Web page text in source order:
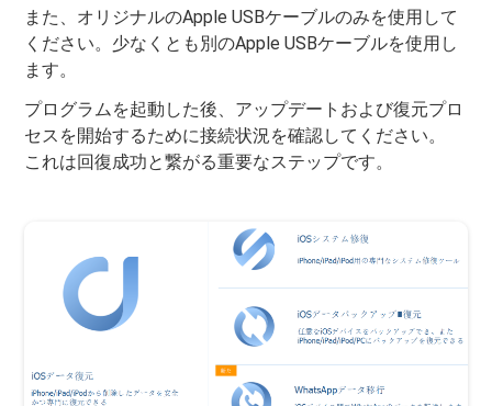
また、オリジナルのApple USBケーブルのみを使用して
ください。少なくとも別のApple USBケーブルを使用し
ます。
プログラムを起動した後、アップデートおよび復元プロ
セスを開始するために接続状況を確認してください。
これは回復成功と繋がる重要なステップです。